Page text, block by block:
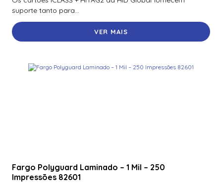
suporte tanto para...
VER MAIS
Fargo Polyguard Laminado – 1 Mil – 250
Impressões 82601